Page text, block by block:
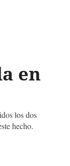
en
los dos
hecho.